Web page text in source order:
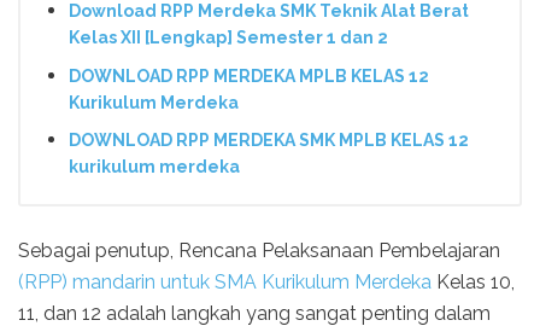
Download RPP Merdeka SMK Teknik Alat Berat
Kelas XII [Lengkap] Semester 1 dan 2
DOWNLOAD RPP MERDEKA MPLB KELAS 12
Kurikulum Merdeka
DOWNLOAD RPP MERDEKA SMK MPLB KELAS 12
kurikulum merdeka
Sebagai penutup, Rencana Pelaksanaan Pembelajaran
(RPP) mandarin untuk SMA Kurikulum Merdeka Kelas 10,
11, dan 12 adalah langkah yang sangat penting dalam